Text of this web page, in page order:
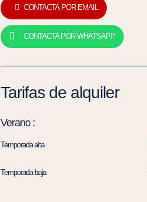
CONTACTA POR EMAIL
CONTACTA POR WHATSAPP
Tarifas de alquiler
Verano :
Temporada alta
Temporada baja